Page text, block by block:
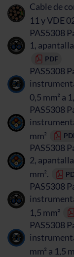
Cable de
11 y VDE
PAS5308
1,
PDF
PAS5308
0,5 mm² a
PAS5308
mm²
PAS5308
2,
mm².
PAS5308
1,5 mm²
PAS5308
mm² a 1,5